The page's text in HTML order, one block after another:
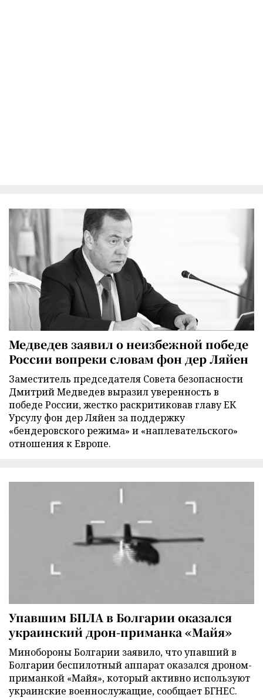
Медведев заявил о неизбежной победе
России вопреки словам фон дер Ляйен
Заместитель председателя Совета безопасности
Дмитрий Медведев выразил уверенность в
победе России, жестко раскритиковав главу ЕК
Урсулу фон дер Ляйен за поддержку
«бендеровского режима» и «наплевательского»
отношения к Европе.
Упавшим БПЛА в Болгарии оказался
украинский дрон-приманка «Майя»
Минобороны Болгарии заявило, что упавший в
Болгарии беспилотный аппарат оказался дроном-
приманкой «Майя», который активно используют
украинские военнослужащие, сообщает БГНЕС.